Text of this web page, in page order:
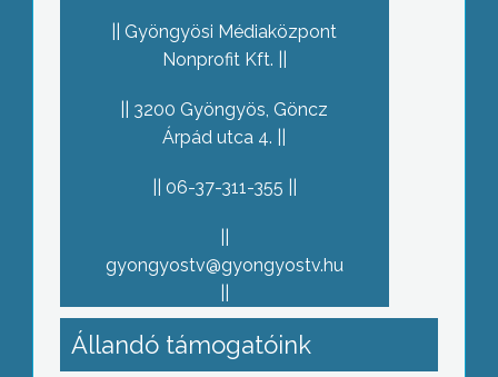
Gyöngyösi Médiaközpont
Nonprofit Kft.
3200 Gyöngyös, Göncz
Árpád utca 4.
06-37-311-355
gyongyostv@gyongyostv.hu
Állandó támogatóink